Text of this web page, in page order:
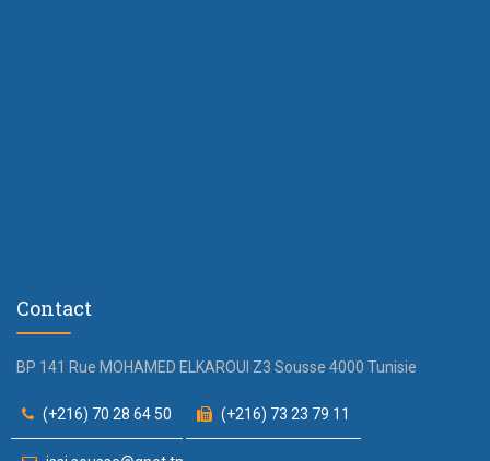
Contact
BP 141 Rue MOHAMED ELKAROUI Z3 Sousse 4000 Tunisie
(+216) 70 28 64 50 (+216) 73 23 79 11